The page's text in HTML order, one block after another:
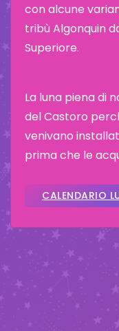
con alcune
tribù Algonquin
Superiore.
La luna piena di
del Castoro
venivano
prima che le
CALENDARIO